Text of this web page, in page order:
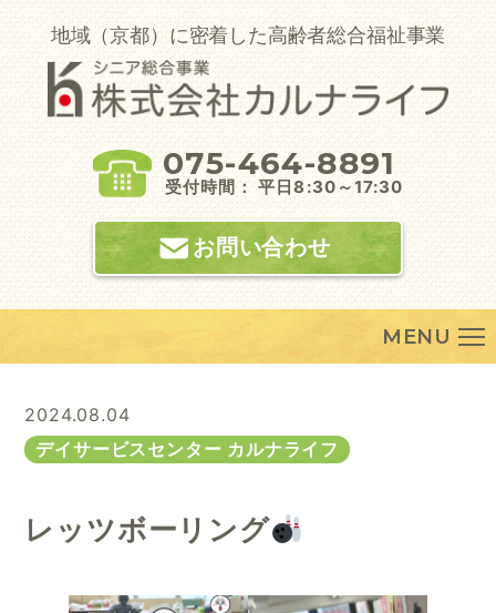
Skip
to
content
地域（京都）に密着した高齢者総合福祉事業
075-464-8891
受付時間： 平日8:30～17:30
お問い合わせ
MENU
2024.08.04
デイサービスセンター カルナライフ
レッツボーリング